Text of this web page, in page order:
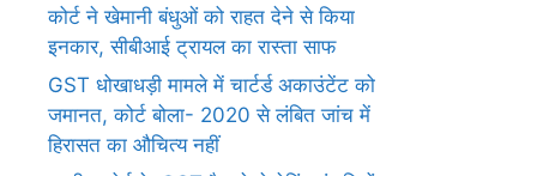
कोर्ट ने खेमानी बंधुओं को राहत देने से किया
इनकार, सीबीआई ट्रायल का रास्ता साफ
GST धोखाधड़ी मामले में चार्टर्ड अकाउंटेंट को
जमानत, कोर्ट बोला- 2020 से लंबित जांच में
हिरासत का औचित्य नहीं